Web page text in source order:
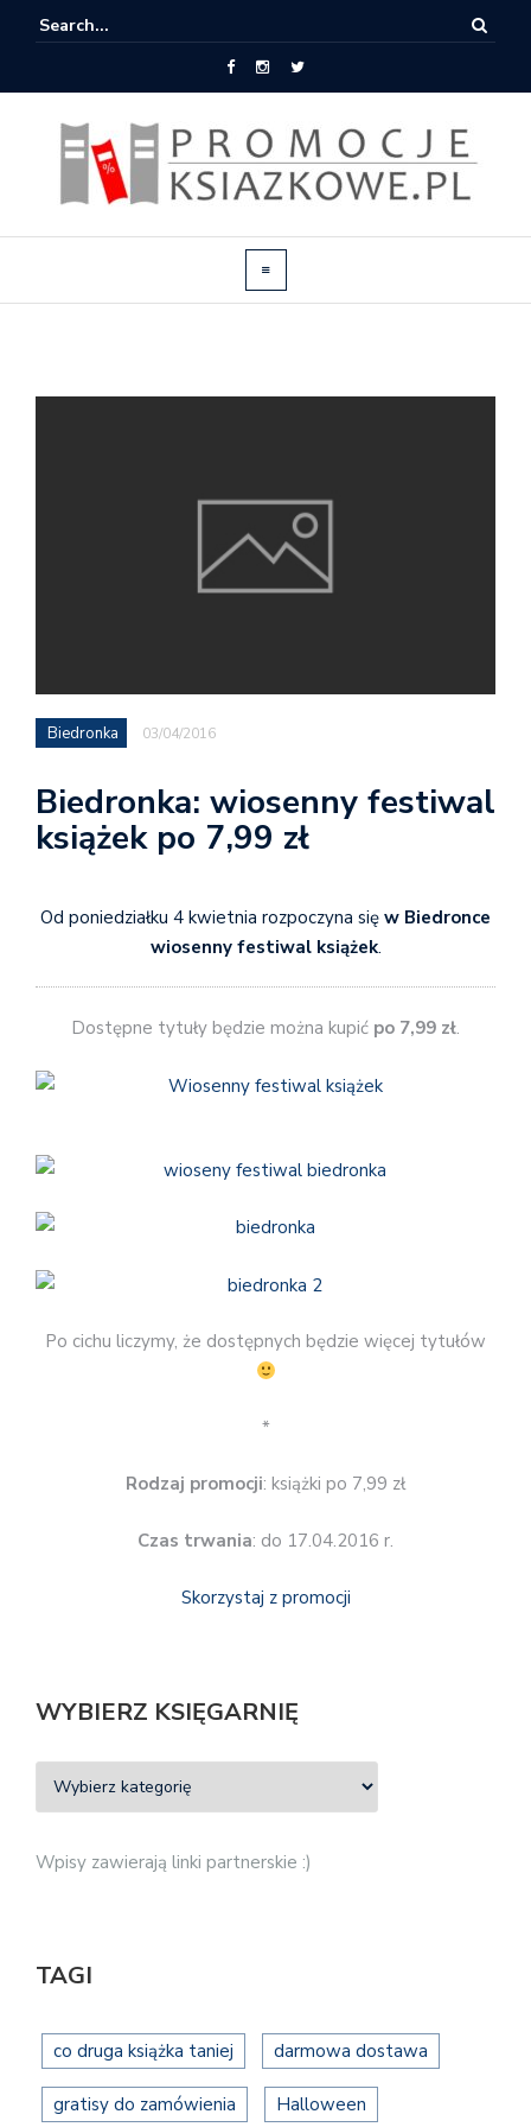
Biedronka 03/04/2016
Biedronka: wiosenny festiwal
książek po 7,99 zł
Od poniedziałku 4 kwietnia rozpoczyna się w Biedronce
wiosenny festiwal książek.
Dostępne tytuły będzie można kupić po 7,99 zł.
Po cichu liczymy, że dostępnych będzie więcej tytułów
*
Rodzaj promocji: książki po 7,99 zł
Czas trwania: do 17.04.2016 r.
Skorzystaj z promocji
WYBIERZ KSIĘGARNIĘ
Wpisy zawierają linki partnerskie :)
TAGI
co druga książka taniej darmowa dostawa
gratisy do zamówienia Halloween